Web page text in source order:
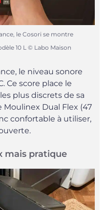
le Cosori se montre
10 L © Labo Maison
le niveau sonore
Ce score place le
plus discrets de sa
Dual Flex (47
confortable à utiliser,
mais pratique